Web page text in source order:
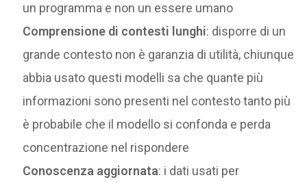
un programma e non un essere umano
Comprensione di contesti lunghi: disporre di un
grande contesto non è garanzia di utilità, chiunque
abbia usato questi modelli sa che quante più
informazioni sono presenti nel contesto tanto più
è probabile che il modello si confonda e perda
concentrazione nel rispondere
Conoscenza aggiornata: i dati usati per